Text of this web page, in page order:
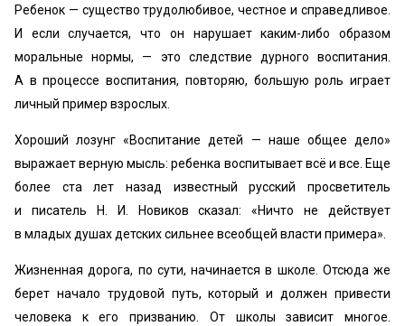
Ребенок — существо трудолюбивое, честное и справедливое.
И если случается, что он нарушает каким-либо образом
моральные нормы, — это следствие дурного воспитания.
А в процессе воспитания, повторяю, большую роль играет
личный пример взрослых.
Хороший лозунг «Воспитание детей — наше общее дело»
выражает верную мысль: ребенка воспитывает всё и все. Еще
более ста лет назад известный русский просветитель
и писатель Н. И. Новиков сказал: «Ничто не действует
в младых душах детских сильнее всеобщей власти примера».
Жизненная дорога, по сути, начинается в школе. Отсюда же
берет начало трудовой путь, который и должен привести
человека к его призванию. От школы зависит многое.